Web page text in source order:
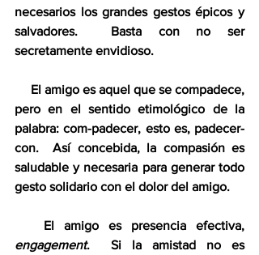
necesarios los grandes gestos épicos y
salvadores.  Basta con no ser
secretamente envidioso.
El amigo es aquel que se compadece,
pero en el sentido etimológico de la
palabra: com-padecer, esto es, padecer-
con.  Así concebida, la compasión es
saludable y necesaria para generar todo
gesto solidario con el dolor del amigo.
engagement.  Si la amistad no es